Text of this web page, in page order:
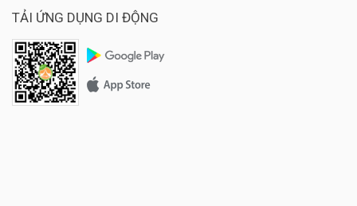
TẢI ỨNG DỤNG DI ĐỘNG